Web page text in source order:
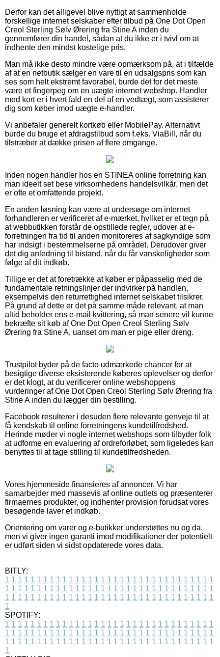
Derfor kan det alligevel blive nyttigt at sammenholde
forskellige internet selskaber efter tilbud på One Dot Open
Creol Sterling Sølv Ørering fra Stine A inden du
gennemfører din handel, sådan at du ikke er i tvivl om at
indhente den mindst kostelige pris.
Man må ikke desto mindre være opmærksom på, at i tilfælde
af at en netbutik sælger en vare til en udsalgspris som kan
ses som helt ekstremt favorabel, burde det for det meste
være et fingerpeg om en uægte internet webshop. Handler
med kort er i hvert fald en del af en vedtægt, som assisterer
dig som køber imod uægte e-handler.
Vi anbefaler generelt kortkøb eller MobilePay. Alternativt
burde du bruge et afdragstilbud som f.eks. ViaBill, når du
tilstræber at dække prisen af flere omgange.
Inden nogen handler hos en STINEA online forretning kan
man ideelt set bese virksomhedens handelsvilkår, men det
er ofte et omfattende projekt.
En anden løsning kan være at undersøge om internet
forhandleren er verificeret af e-mærket, hvilket er et tegn på
at webbutikken forstår de opstillede regler, udover at e-
forretningen fra tid til anden monitoreres af sagkyndige som
har indsigt i bestemmelserne på området. Derudover giver
det dig anledning til bistand, når du får vanskeligheder som
følge af dit indkøb.
Tillige er det at foretrække at køber er påpasselig med de
fundamentale retningslinjer der indvirker på handlen,
eksempelvis den returrettighed internet selskabet tilsikrer.
På grund af dette er det på samme måde relevant, at man
altid beholder ens e-mail kvittering, så man senere vil kunne
bekræfte sit køb af One Dot Open Creol Sterling Sølv
Ørering fra Stine A, uanset om man er pige eller dreng.
Trustpilot byder på de facto udmærkede chancer for at
besigtige diverse eksisterende køberes oplevelser og derfor
er det klogt, at du verificerer online webshoppens
vurderinger af One Dot Open Creol Sterling Sølv Ørering fra
Stine A inden du lægger din bestilling.
Facebook resulterer i desuden flere relevante genveje til at
få kendskab til online forretningens kundetilfredshed.
Herinde møder vi nogle internet webshops som tilbyder folk
at udforme en evaluering af ordreforløbet, som ligeledes kan
benyttes til at tage stilling til kundetilfredsheden.
Vores hjemmeside finansieres af annoncer. Vi har
samarbejder med massevis af online outlets og præsenterer
firmaernes produkter, og indhenter provision forudsat vores
besøgende laver et indkøb.
Orientering om varer og e-butikker understøttes nu og da,
men vi giver ingen garanti imod modifikationer der potentielt
er udført siden vi sidst opdaterede vores data.
BITLY:
1 1 1 1 1 1 1 1 1 1 1 1 1 1 1 1 1 1 1 1 1 1 1 1 1 1 1 1 1 1 1 1 1
1 1 1 1 1 1 1 1 1 1 1 1 1 1 1 1 1 1 1 1 1 1 1 1 1 1 1 1 1 1 1 1 1
1 1 1 1 1 1 1 1 1 1 1 1 1 1 1 1 1 1 1 1 1 1 1 1 1 1 1 1 1 1 1 1 1
1
SPOTIFY:
1 1 1 1 1 1 1 1 1 1 1 1 1 1 1 1 1 1 1 1 1 1 1 1 1 1 1 1 1 1 1 1 1
1 1 1 1 1 1 1 1 1 1 1 1 1 1 1 1 1 1 1 1 1 1 1 1 1 1 1 1 1 1 1 1 1
1 1 1 1 1 1 1 1 1 1 1 1 1 1 1 1 1 1 1 1 1 1 1 1 1 1 1 1 1 1 1 1 1
1